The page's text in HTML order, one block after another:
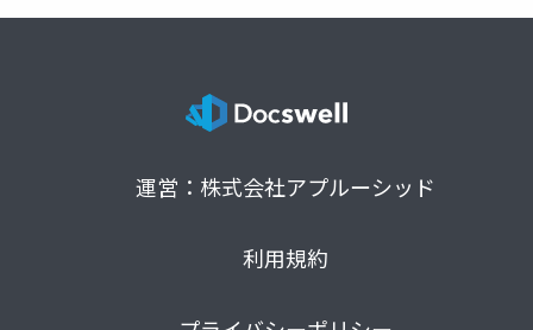
運営：株式会社アプルーシッド
利用規約